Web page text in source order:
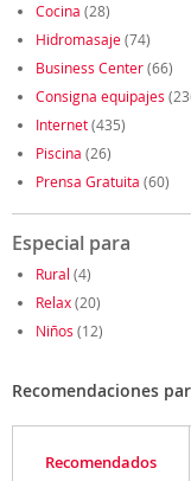
Cocina (28)
Hidromasaje(74)
Business Center(66)
Consigna equipajes
Internet(435)
Piscina (26)
Prensa Gratuita (60)
Especial para
Rural (4)
Relax(20)
Niños (12)
Recomendaciones
Recomendados